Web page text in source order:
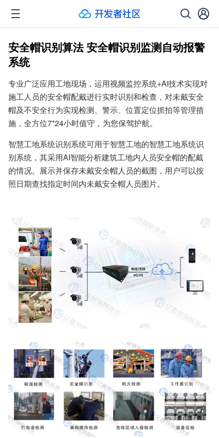
安全帽识别算法 安全帽识别监测自动报警
系统
专业广泛应用工地现场，运用视频监控系统+AI技术实现对
施工人员的安全帽配戴进行实时识别和检查，对未戴安全
帽及不安全行为实现检测、警示、位置定位抓拍等管理措
施，全方位7*24小时值守，为您保驾护航。
智慧工地系统识别系统可用于智慧工地的智慧工地系统识
别系统，其采用AI智能分析建筑工地内人员安全帽的配戴
的情况。展示并保存未戴安全帽人员的截图，用户可以按
照日期查找指定时间内未戴安全帽人员图片。